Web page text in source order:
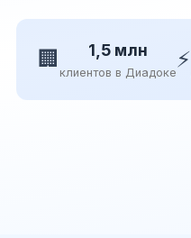
🏢 1,5 млн
клиентов в Диадоке⚡